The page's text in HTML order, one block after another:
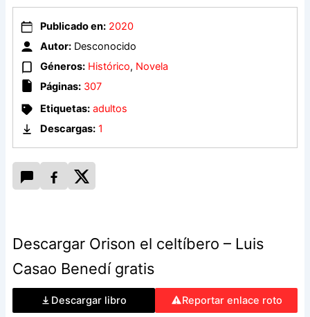
conforman tanto, la sociedad numantina como las tropas
que cercan la ciudad, constituyendo el conjunto un
apasionante relato. Estamos ante una novela de ficción
donde, si bien los hechos relatados tienen una base
histórica, el autor recurre a licencias literarias con el fin de
conseguir un interés para la trama. Por ello, las fechas en
que se desarrollaron algunos de los acontecimientos que se
mencionan no coinciden exactamente con las que refleja la
trama.
OPCIÓN 1
Publicado en: 2020
Autor: Desconocido
Géneros: Histórico, Novela
Páginas: 307
Etiquetas: adultos
Descargas: 1
Descargar Orison el celtíbero – Luis
Casao Benedí gratis
Descargar libro Reportar enlace roto